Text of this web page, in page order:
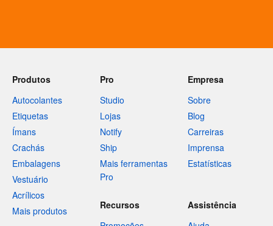
Produtos
Autocolantes
Etiquetas
Ímans
Crachás
Embalagens
Vestuário
Acrílicos
Mais produtos
Pro
Studio
Lojas
Notify
Ship
Mais ferramentas
Pro
Empresa
Sobre
Blog
Carreiras
Imprensa
Estatísticas
Recursos
Assistência